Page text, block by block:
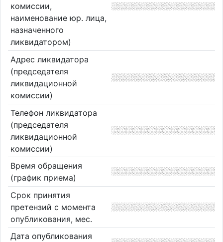
комиссии,
наименование юр. лица,
назначенного
ликвидатором)
Адрес ликвидатора
(председателя
ликвидационной
комиссии)
Телефон ликвидатора
(председателя
ликвидационной
комиссии)
Время обращения
(график приема)
Срок принятия
претензий с момента
опубликования, мес.
Дата опубликования